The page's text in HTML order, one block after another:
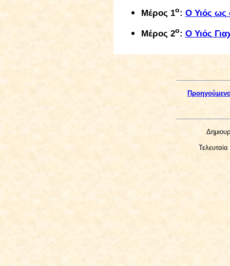
Μέρος 1ο: Ο Υιός ως
Μέρος 2ο: Ο Υιός